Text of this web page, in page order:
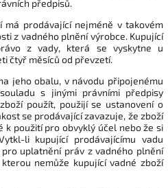
předpisů.
má prodávající nejméně v takovém
z vadného plnění výrobce. Kupující
z vady, která se vyskytne u
čtyř měsíců od převzetí.
jeho obalu, v návodu připojenému
s jinými právními předpisy
použít, použijí se ustanovení o
se prodávající zavazuje, že zboží
k použití pro obvyklý účel nebo že si
li kupující prodávajícímu vadu
uplatnění práv z vadného plnění
nemůže kupující vadné zboží